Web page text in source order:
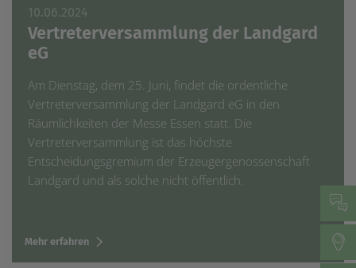
10.06.2024
Vertreterversammlung der Landgard
eG
Am Dienstag, dem 25. Juni, findet die ordentliche
Vertreterversammlung der Landgard eG in den
Räumlichkeiten der Messe Essen statt. Die
Vertreterversammlung ist das höchste
Entscheidungsgremium der Erzeugergenossenschaft
Landgard und als solche nicht öffentlich.
Mehr erfahren